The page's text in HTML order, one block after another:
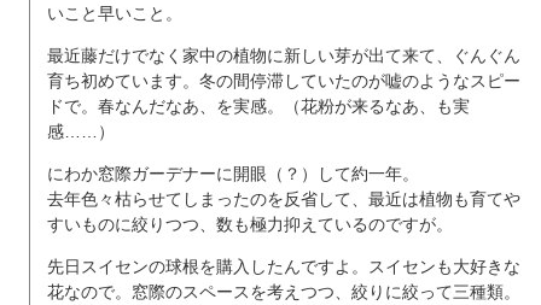
いこと早いこと。
最近藤だけでなく家中の植物に新しい芽が出て来て、ぐんぐん
育ち初めています。冬の間停滞していたのが嘘のようなスピー
ドで。春なんだなあ、を実感。（花粉が来るなあ、も実
感……）
にわか窓際ガーデナーに開眼（？）して約一年。
去年色々枯らせてしまったのを反省して、最近は植物も育てや
すいものに絞りつつ、数も極力抑えているのですが。
先日スイセンの球根を購入したんですよ。スイセンも大好きな
花なので。窓際のスペースを考えつつ、絞りに絞って三種類。